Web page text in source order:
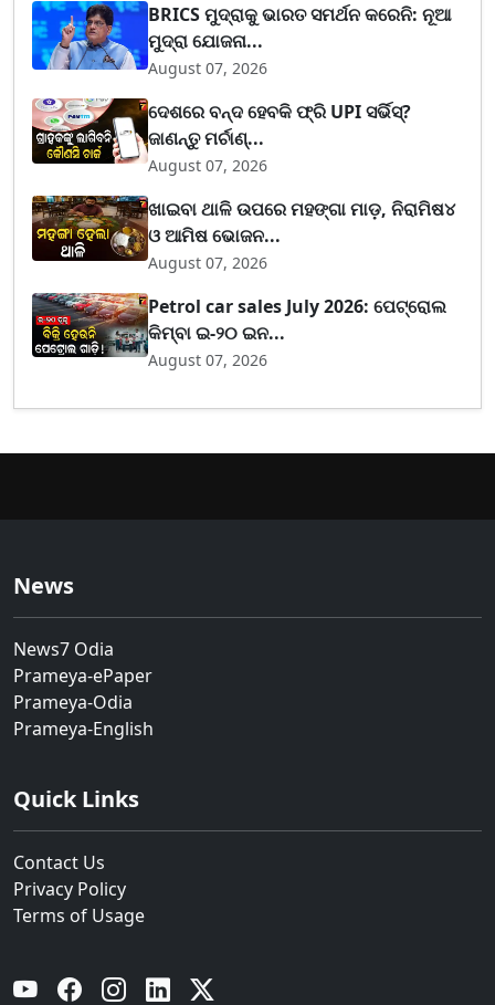
BRICS ମୁଦ୍ରାକୁ ଭାରତ ସମର୍ଥନ କରେନି: ନୂଆ
ମୁଦ୍ରା ଯୋଜନା...
August 07, 2026
ଦେଶରେ ବନ୍ଦ ହେବକି ଫ୍ରି UPI ସର୍ଭିସ୍?
ଜାଣନ୍ତୁ ମର୍ଚାଣ୍...
August 07, 2026
ଖାଇବା ଥାଳି ଉପରେ ମହଙ୍ଗା ମାଡ଼, ନିରାମିଷ୪
ଓ ଆମିଷ ଭୋଜନ...
August 07, 2026
Petrol car sales July 2026: ପେଟ୍ରୋଲ
କିମ୍ବା ଇ-୨୦ ଇନ...
August 07, 2026
News
News7 Odia
Prameya-ePaper
Prameya-Odia
Prameya-English
Quick Links
Contact Us
Privacy Policy
Terms of Usage
YouTube Facebook Instagram Linkedin